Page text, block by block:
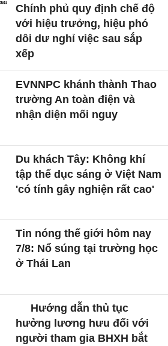
Chính phủ quy định chế độ
với hiệu trưởng, hiệu phó
dôi dư nghỉ việc sau sắp
xếp
EVNNPC khánh thành Thao
trường An toàn điện và
nhận diện mối nguy
Du khách Tây: Không khí
tập thể dục sáng ở Việt Nam
'có tính gây nghiện rất cao'
Tin nóng thế giới hôm nay
7/8: Nổ súng tại trường học
ở Thái Lan
Hướng dẫn thủ tục
hưởng lương hưu đối với
người tham gia BHXH bắt